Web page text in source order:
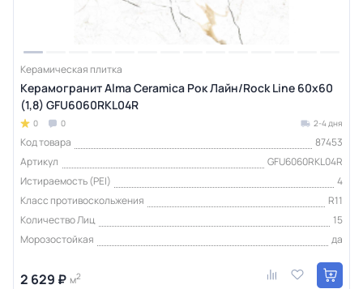
Керамическая плитка
Керамогранит Alma Ceramica Рок Лайн/Rock Line 60х60
(1,8) GFU6060RKL04R
0 0 2-4 дня
Код товара
87453
Артикул
GFU6060RKL04R
Истираемость (PEI)
4
Класс противоскольжения
R11
Количество Лиц
15
Морозостойкая
да
2 629 ₽ м2